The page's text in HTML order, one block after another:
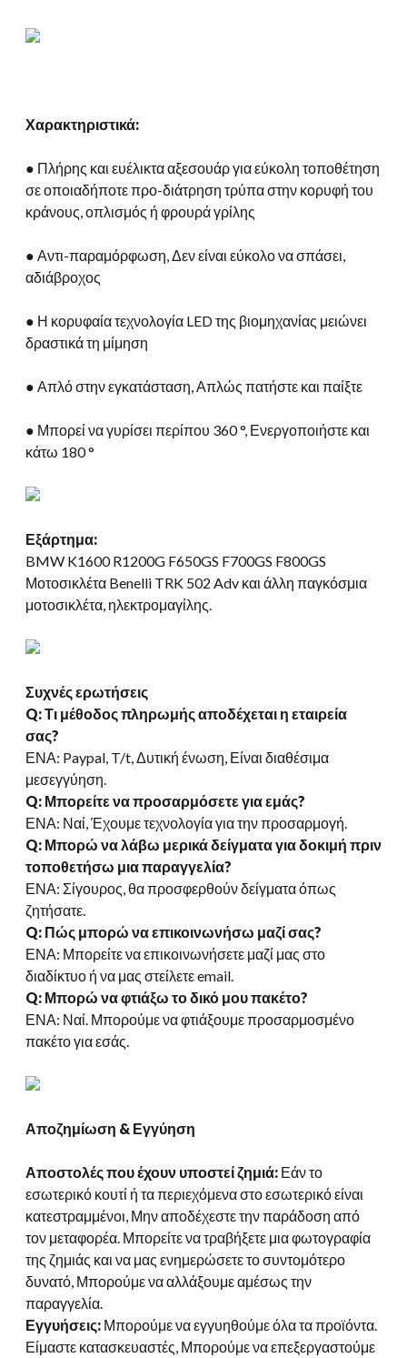
Χαρακτηριστικά:
● Πλήρης και ευέλικτα αξεσουάρ για εύκολη τοποθέτηση
σε οποιαδήποτε προ-διάτρηση τρύπα στην κορυφή του
κράνους, οπλισμός ή φρουρά γρίλης
● Αντι-παραμόρφωση, Δεν είναι εύκολο να σπάσει,
αδιάβροχος
● Η κορυφαία τεχνολογία LED της βιομηχανίας μειώνει
δραστικά τη μίμηση
● Απλό στην εγκατάσταση, Απλώς πατήστε και παίξτε
● Μπορεί να γυρίσει περίπου 360 °, Ενεργοποιήστε και
κάτω 180 °
Εξάρτημα:
BMW K1600 R1200G F650GS F700GS F800GS
Μοτοσικλέτα Benelli TRK 502 Adv και άλλη παγκόσμια
μοτοσικλέτα, ηλεκτρομαγίλης.
Συχνές ερωτήσεις
Q: Τι μέθοδος πληρωμής αποδέχεται η εταιρεία
σας?
ΕΝΑ: Paypal, T/t, Δυτική ένωση, Είναι διαθέσιμα
μεσεγγύηση.
Q: Μπορείτε να προσαρμόσετε για εμάς?
ΕΝΑ: Ναί, Έχουμε τεχνολογία για την προσαρμογή.
Q: Μπορώ να λάβω μερικά δείγματα για δοκιμή πριν
τοποθετήσω μια παραγγελία?
ΕΝΑ: Σίγουρος, θα προσφερθούν δείγματα όπως
ζητήσατε.
Q: Πώς μπορώ να επικοινωνήσω μαζί σας?
ΕΝΑ: Μπορείτε να επικοινωνήσετε μαζί μας στο
διαδίκτυο ή να μας στείλετε email.
Q: Μπορώ να φτιάξω το δικό μου πακέτο?
ΕΝΑ: Ναί. Μπορούμε να φτιάξουμε προσαρμοσμένο
πακέτο για εσάς.
Αποζημίωση & Εγγύηση
Αποστολές που έχουν υποστεί ζημιά: Εάν το
εσωτερικό κουτί ή τα περιεχόμενα στο εσωτερικό είναι
κατεστραμμένοι, Μην αποδέχεστε την παράδοση από
τον μεταφορέα. Μπορείτε να τραβήξετε μια φωτογραφία
της ζημιάς και να μας ενημερώσετε το συντομότερο
δυνατό, Μπορούμε να αλλάξουμε αμέσως την
παραγγελία.
Εγγυήσεις: Μπορούμε να εγγυηθούμε όλα τα προϊόντα.
Είμαστε κατασκευαστές, Μπορούμε να επεξεργαστούμε